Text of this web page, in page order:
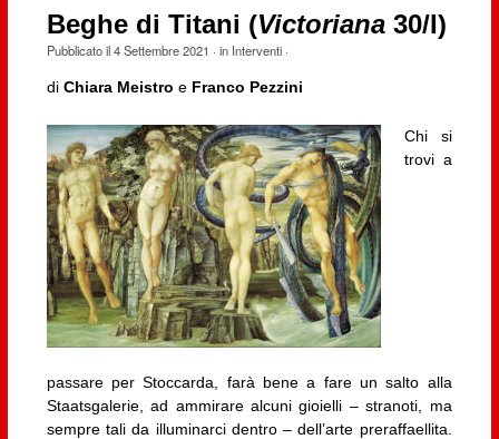
Beghe di Titani (Victoriana30/I)
Pubblicato il4 Settembre 2021 · in Interventi·
diChiara Meistro eFranco Pezzini
Chi si
trovi a
passare per Stoccarda, farà bene a fare un salto alla
Staatsgalerie, ad ammirare alcuni gioielli – stranoti, ma
sempre tali da illuminarci dentro – dell’arte preraffaellita.